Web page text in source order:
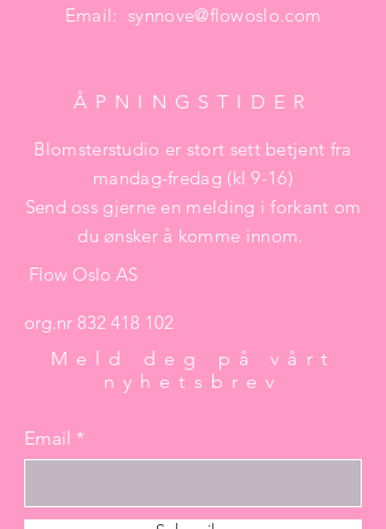
Email:synnove@flowoslo.com
ÅPNINGSTIDER
Blomsterstudio er stort sett betjent fra
mandag-fredag (kl 9-16)
Send oss gjerne en melding i forkant om
du ønsker å komme innom.
Flow Oslo AS
org.nr 832 418 102
Meld deg på vårt
nyhetsbrev
Email